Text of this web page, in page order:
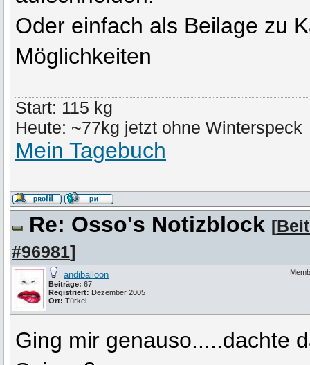
Oder einfach als Beilage zu
Möglichkeiten
Start: 115 kg
Heute: ~77kg jetzt ohne Winterspeck
Mein Tagebuch
Re: Osso's Notizblock [
#96981]
andiballoon
Beiträge: 67
Registriert: Dezember 2005
Ort: Türkei
Ging mir genauso.....dachte